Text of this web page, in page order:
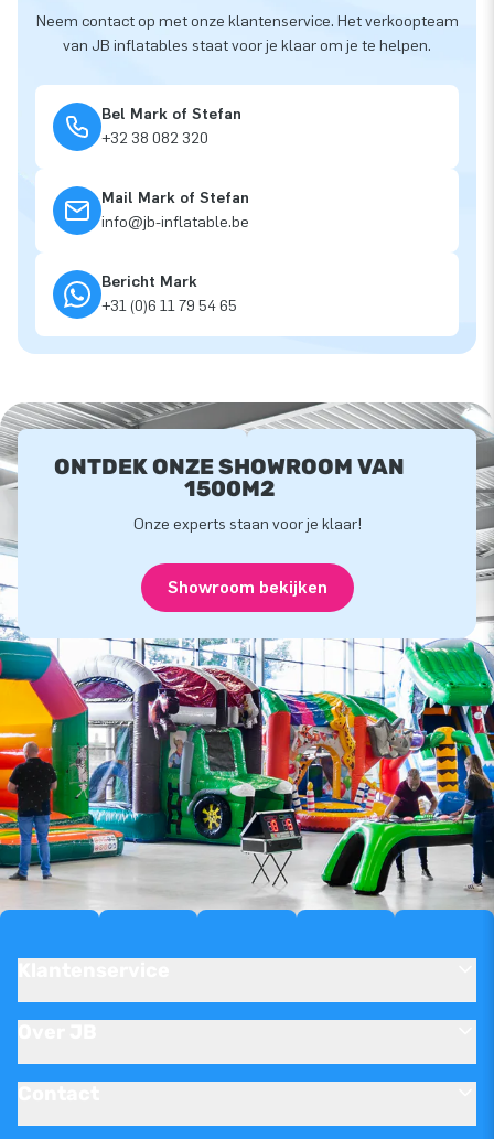
Neem contact op met onze klantenservice. Het verkoopteam
van JB inflatables staat voor je klaar om je te helpen.
Bel Mark of Stefan
+32 38 082 320
Mail Mark of Stefan
info@jb-inflatable.be
Bericht Mark
+31 (0)6 11 79 54 65
ONTDEK ONZE SHOWROOM VAN
1500M2
Onze experts staan voor je klaar!
Showroom bekijken